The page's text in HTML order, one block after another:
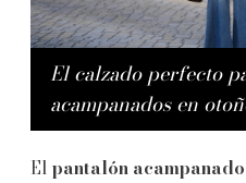
El calzado perfecto
acampanados en
El pantalón acampanado